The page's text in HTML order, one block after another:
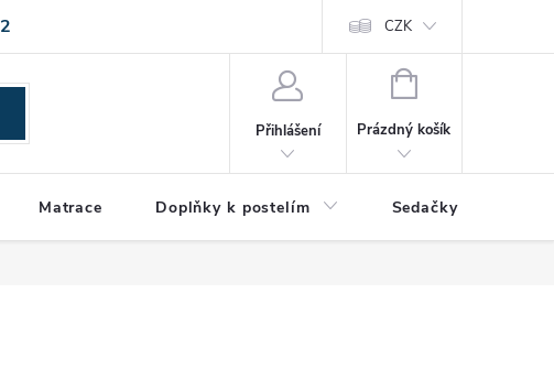
Podmínky ochrany osobních údajů
CZK
Přihlášení
NÁKUPNÍ
Prázdný košík
Matrace Doplňky k postelím Sedačky